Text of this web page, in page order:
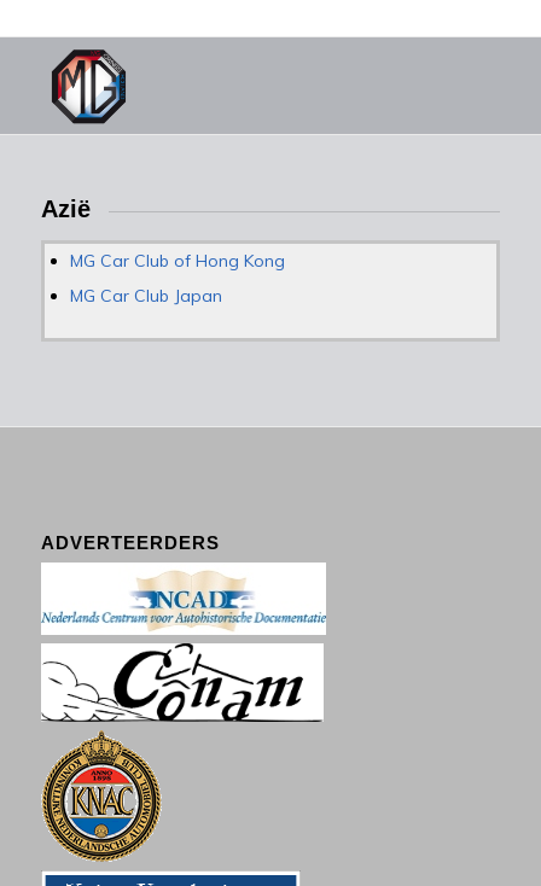
Azië
MG Car Club of Hong Kong
MG Car Club Japan
ADVERTEERDERS